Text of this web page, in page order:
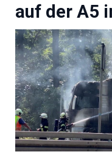
auf der A5